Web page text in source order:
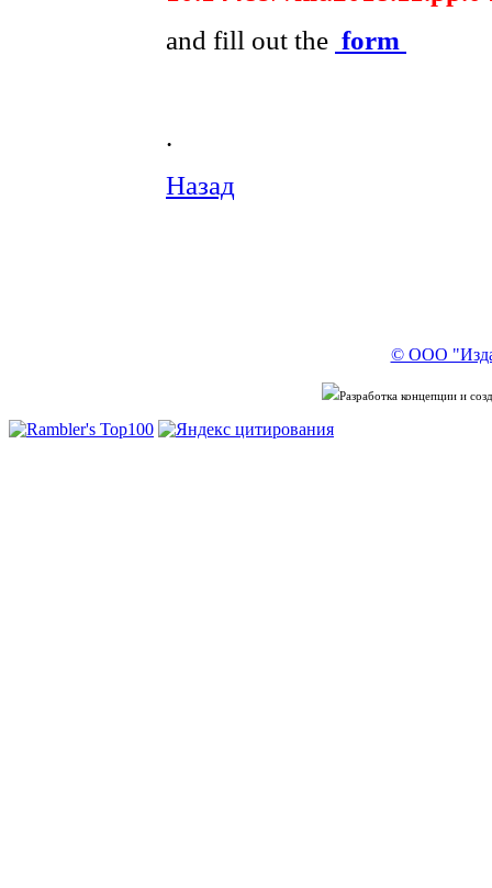
and fill out the form
.
Назад
© ООО
Разработка концепции и